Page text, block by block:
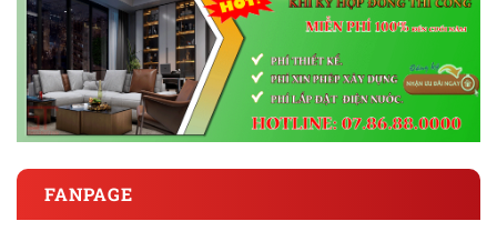
FANPAGE